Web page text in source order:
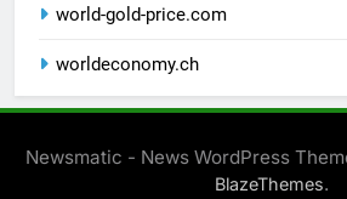
world-gold-price.com
worldeconomy.ch
Newsmatic - News WordPress
BlazeThemes.